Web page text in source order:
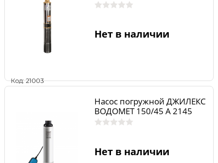
Код: 21003
Нет в наличии
Насос погружной ДЖИЛЕКС
ВОДОМЕТ 150/45 А 2145
Нет в наличии